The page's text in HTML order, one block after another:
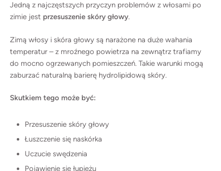
Jedną z najczęstszych przyczyn problemów z włosami po
zimie jest przesuszenie skóry głowy.
Zimą włosy i skóra głowy są narażone na duże wahania
temperatur – z mroźnego powietrza na zewnątrz trafiamy
do mocno ogrzewanych pomieszczeń. Takie warunki mogą
zaburzać naturalną barierę hydrolipidową skóry.
Skutkiem tego może być:
Przesuszenie skóry głowy
Łuszczenie się naskórka
Uczucie swędzenia
Pojawienie się łupieżu